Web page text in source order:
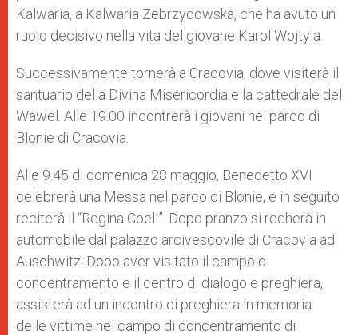
Kalwaria, a Kalwaria Zebrzydowska, che ha avuto un
ruolo decisivo nella vita del giovane Karol Wojtyla.
Successivamente tornerà a Cracovia, dove visiterà il
santuario della Divina Misericordia e la cattedrale del
Wawel. Alle 19.00 incontrerà i giovani nel parco di
Blonie di Cracovia.
Alle 9.45 di domenica 28 maggio, Benedetto XVI
celebrerà una Messa nel parco di Blonie, e in seguito
reciterà il “Regina Coeli”. Dopo pranzo si recherà in
automobile dal palazzo arcivescovile di Cracovia ad
Auschwitz. Dopo aver visitato il campo di
concentramento e il centro di dialogo e preghiera,
assisterà ad un incontro di preghiera in memoria
delle vittime nel campo di concentramento di